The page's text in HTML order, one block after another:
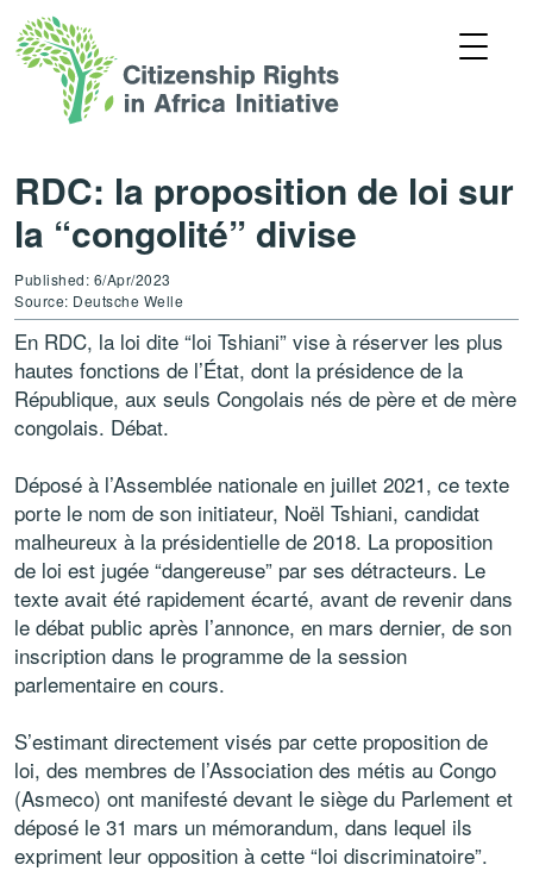
RDC: la proposition de loi sur
la “congolité” divise
Published: 6/Apr/2023
Source: Deutsche Welle
En RDC, la loi dite “loi Tshiani” vise à réserver les plus
hautes fonctions de l’État, dont la présidence de la
République, aux seuls Congolais nés de père et de mère
congolais. Débat.
Déposé à l’Assemblée nationale en juillet 2021, ce texte
porte le nom de son initiateur, Noël Tshiani, candidat
malheureux à la présidentielle de 2018. La proposition
de loi est jugée “dangereuse” par ses détracteurs. Le
texte avait été rapidement écarté, avant de revenir dans
le débat public après l’annonce, en mars dernier, de son
inscription dans le programme de la session
parlementaire en cours.
S’estimant directement visés par cette proposition de
loi, des membres de l’Association des métis au Congo
(Asmeco) ont manifesté devant le siège du Parlement et
déposé le 31 mars un mémorandum, dans lequel ils
expriment leur opposition à cette “loi discriminatoire”.